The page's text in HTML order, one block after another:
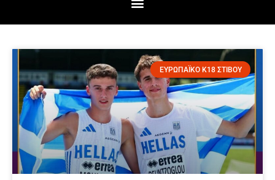
ΕΥΡΩΠΑΪΚΟ Κ18 ΣΤΙΒΟΥ